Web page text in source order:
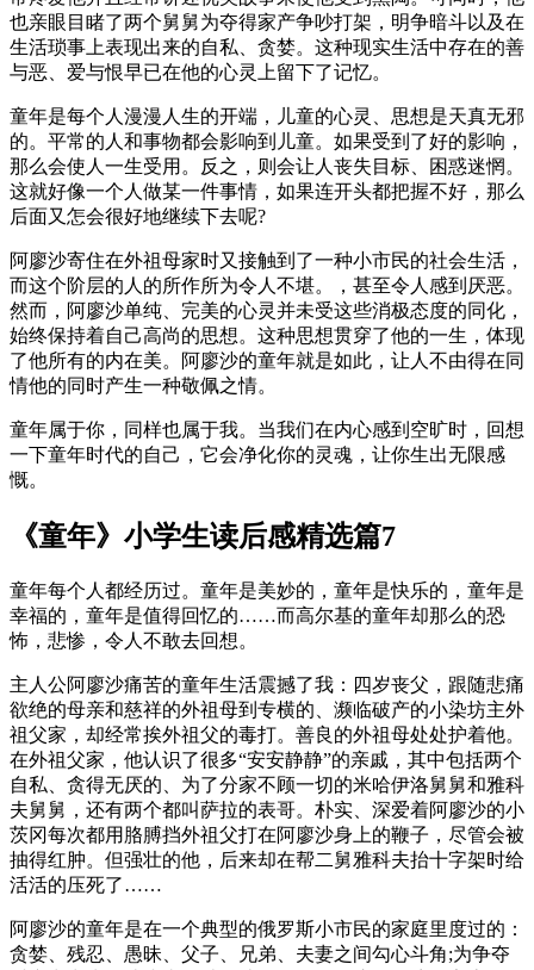
也亲眼目睹了两个舅舅为夺得家产争吵打架，明争暗斗以及在
生活琐事上表现出来的自私、贪婪。这种现实生活中存在的善
与恶、爱与恨早已在他的心灵上留下了记忆。
童年是每个人漫漫人生的开端，儿童的心灵、思想是天真无邪
的。平常的人和事物都会影响到儿童。如果受到了好的影响，
那么会使人一生受用。反之，则会让人丧失目标、困惑迷惘。
这就好像一个人做某一件事情，如果连开头都把握不好，那么
后面又怎会很好地继续下去呢?
阿廖沙寄住在外祖母家时又接触到了一种小市民的社会生活，
而这个阶层的人的所作所为令人不堪。，甚至令人感到厌恶。
然而，阿廖沙单纯、完美的心灵并未受这些消极态度的同化，
始终保持着自己高尚的思想。这种思想贯穿了他的一生，体现
了他所有的内在美。阿廖沙的童年就是如此，让人不由得在同
情他的同时产生一种敬佩之情。
童年属于你，同样也属于我。当我们在内心感到空旷时，回想
一下童年时代的自己，它会净化你的灵魂，让你生出无限感
慨。
《童年》小学生读后感精选篇7
童年每个人都经历过。童年是美妙的，童年是快乐的，童年是
幸福的，童年是值得回忆的……而高尔基的童年却那么的恐
怖，悲惨，令人不敢去回想。
主人公阿廖沙痛苦的童年生活震撼了我：四岁丧父，跟随悲痛
欲绝的母亲和慈祥的外祖母到专横的、濒临破产的小染坊主外
祖父家，却经常挨外祖父的毒打。善良的外祖母处处护着他。
在外祖父家，他认识了很多“安安静静”的亲戚，其中包括两个
自私、贪得无厌的、为了分家不顾一切的米哈伊洛舅舅和雅科
夫舅舅，还有两个都叫萨拉的表哥。朴实、深爱着阿廖沙的小
茨冈每次都用胳膊挡外祖父打在阿廖沙身上的鞭子，尽管会被
抽得红肿。但强壮的他，后来却在帮二舅雅科夫抬十字架时给
活活的压死了……
阿廖沙的童年是在一个典型的俄罗斯小市民的家庭里度过的：
贪婪、残忍、愚昧、父子、兄弟、夫妻之间勾心斗角;为争夺